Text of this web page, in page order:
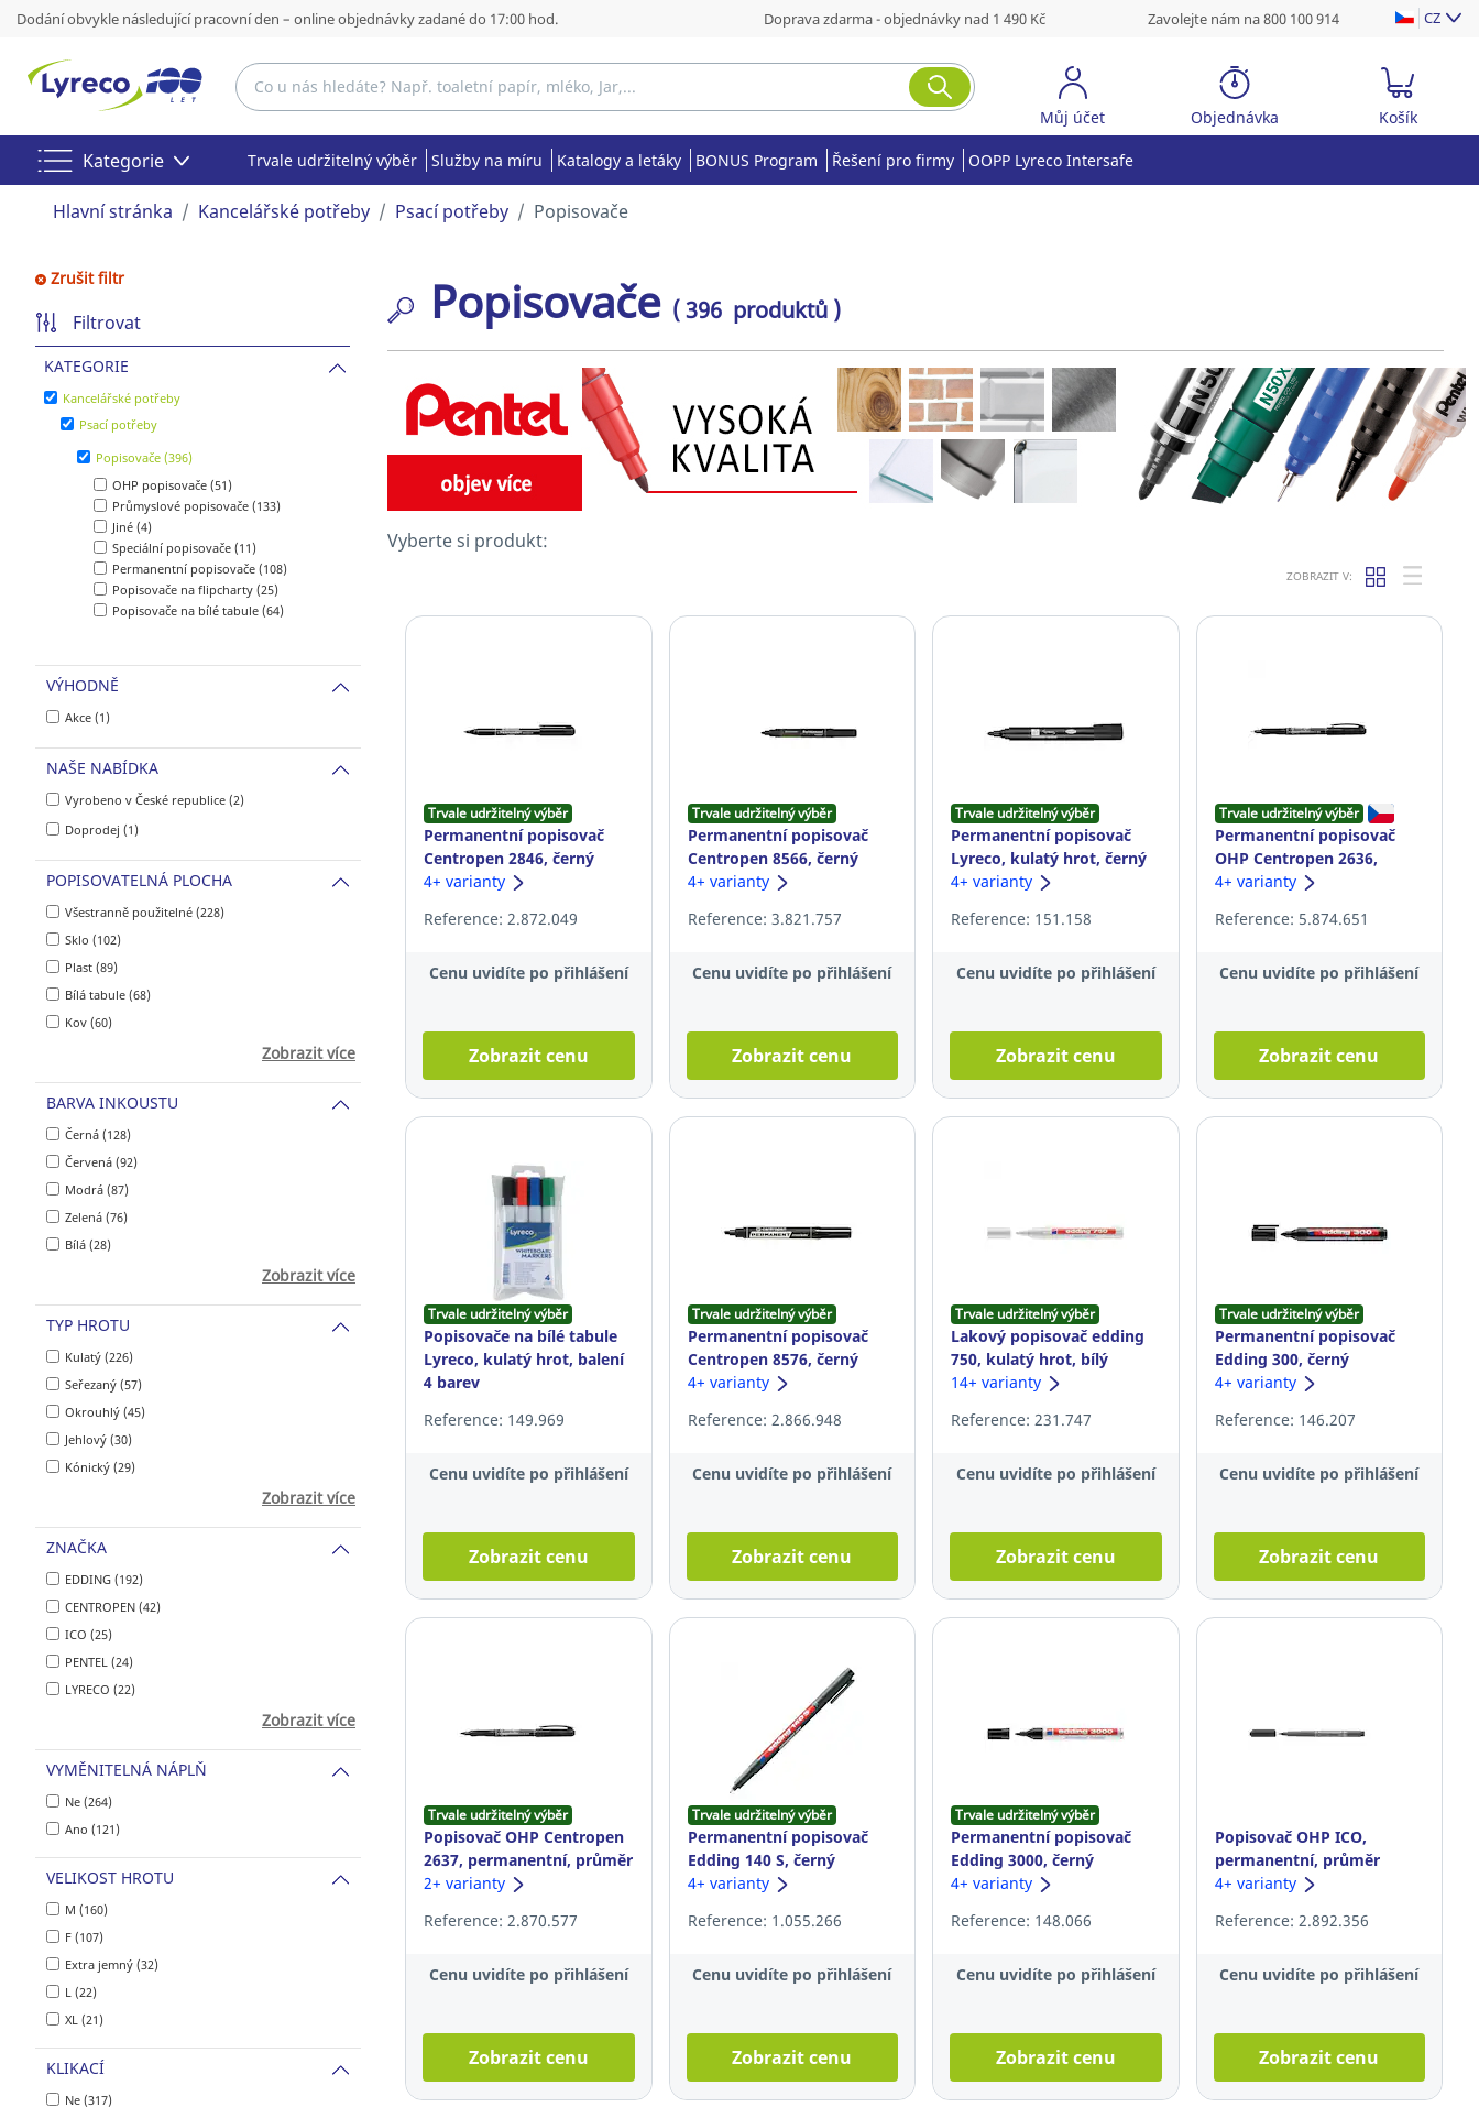
Dodání obvykle následující pracovní den – online objednávky zadané do 17:00 hod. Doprava zdarma - objednávky nad 1 490 Kč Zavolejte nám na 800 100 914 CZ
Můj účet Objednávka Košík
Kategorie Trvale udržitelný výběr Služby na míru Katalogy a letáky BONUS Program Řešení pro firmy OOPP Lyreco Intersafe
Hlavní stránka Kancelářské potřeby Psací potřeby Popisovače
Zrušit filtr
Filtrovat
KATEGORIE
Kancelářské potřeby
Psací potřeby
Popisovače (396)
OHP popisovače (51)
Průmyslové popisovače (133)
Jiné (4)
Speciální popisovače (11)
Permanentní popisovače (108)
Popisovače na flipcharty (25)
Popisovače na bílé tabule (64)
VÝHODNĚ
Akce (1)
NAŠE NABÍDKA
Vyrobeno v České republice (2)
Doprodej (1)
POPISOVATELNÁ PLOCHA
Všestranně použitelné (228)
Sklo (102)
Plast (89)
Bílá tabule (68)
Kov (60)
Zobrazit více
BARVA INKOUSTU
Černá (128)
Červená (92)
Modrá (87)
Zelená (76)
Bílá (28)
Zobrazit více
TYP HROTU
Kulatý (226)
Seřezaný (57)
Okrouhlý (45)
Jehlový (30)
Kónický (29)
Zobrazit více
ZNAČKA
EDDING (192)
CENTROPEN (42)
ICO (25)
PENTEL (24)
LYRECO (22)
Zobrazit více
VYMĚNITELNÁ NÁPLŇ
Ne (264)
Ano (121)
VELIKOST HROTU
M (160)
F (107)
Extra jemný (32)
L (22)
XL (21)
KLIKACÍ
Ne (317)
Popisovače ( 396 produktů )
Vyberte si produkt:
ZOBRAZIT V:
Trvale udržitelný výběr
Permanentní popisovač
Centropen 2846, černý
4+ varianty
Reference: 2.872.049
Cenu uvidíte po přihlášení
Zobrazit cenu
Trvale udržitelný výběr
Permanentní popisovač
Centropen 8566, černý
4+ varianty
Reference: 3.821.757
Cenu uvidíte po přihlášení
Zobrazit cenu
Trvale udržitelný výběr
Permanentní popisovač
Lyreco, kulatý hrot, černý
4+ varianty
Reference: 151.158
Cenu uvidíte po přihlášení
Zobrazit cenu
Trvale udržitelný výběr
Permanentní popisovač
OHP Centropen 2636,
černý, 1 ks
4+ varianty
Reference: 5.874.651
Cenu uvidíte po přihlášení
Zobrazit cenu
Trvale udržitelný výběr
Popisovače na bílé tabule
Lyreco, kulatý hrot, balení
4 barev
Reference: 149.969
Cenu uvidíte po přihlášení
Zobrazit cenu
Trvale udržitelný výběr
Permanentní popisovač
Centropen 8576, černý
4+ varianty
Reference: 2.866.948
Cenu uvidíte po přihlášení
Zobrazit cenu
Trvale udržitelný výběr
Lakový popisovač edding
750, kulatý hrot, bílý
14+ varianty
Reference: 231.747
Cenu uvidíte po přihlášení
Zobrazit cenu
Trvale udržitelný výběr
Permanentní popisovač
Edding 300, černý
4+ varianty
Reference: 146.207
Cenu uvidíte po přihlášení
Zobrazit cenu
Trvale udržitelný výběr
Popisovač OHP Centropen
2637, permanentní, průměr
hrotu: 1 mm, černý
2+ varianty
Reference: 2.870.577
Cenu uvidíte po přihlášení
Zobrazit cenu
Trvale udržitelný výběr
Permanentní popisovač
Edding 140 S, černý
4+ varianty
Reference: 1.055.266
Cenu uvidíte po přihlášení
Zobrazit cenu
Trvale udržitelný výběr
Permanentní popisovač
Edding 3000, černý
4+ varianty
Reference: 148.066
Cenu uvidíte po přihlášení
Zobrazit cenu
Popisovač OHP ICO,
permanentní, průměr
hrotu: 1-1,5 mm, černý
4+ varianty
Reference: 2.892.356
Cenu uvidíte po přihlášení
Zobrazit cenu